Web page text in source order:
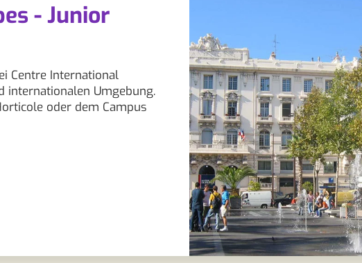
- Junior
Centre International
internationalen Umgebung.
oder dem Campus